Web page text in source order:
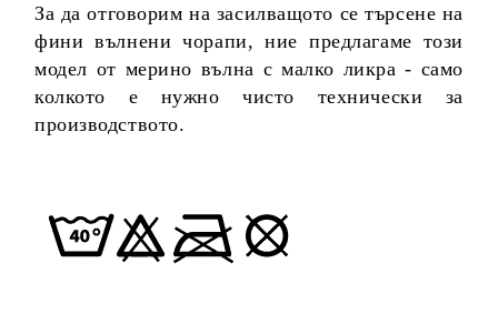
За да отговорим на засилващото се търсене на
фини вълнени чорапи, ние предлагаме този
модел от мерино вълна с малко ликра - само
колкото е нужно чисто технически за
производството.